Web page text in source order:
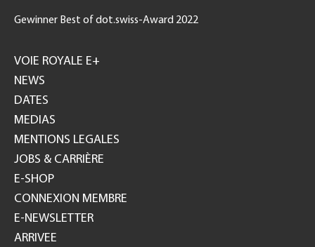
Gewinner Best of dot.swiss-Award 2022
GH
VOIE ROYALE E+
NEWS
DATES
MEDIAS
MENTIONS LEGALES
JOBS & CARRIÈRE
E-SHOP
CONNEXION MEMBRE
E-NEWSLETTER
ARRIVEE